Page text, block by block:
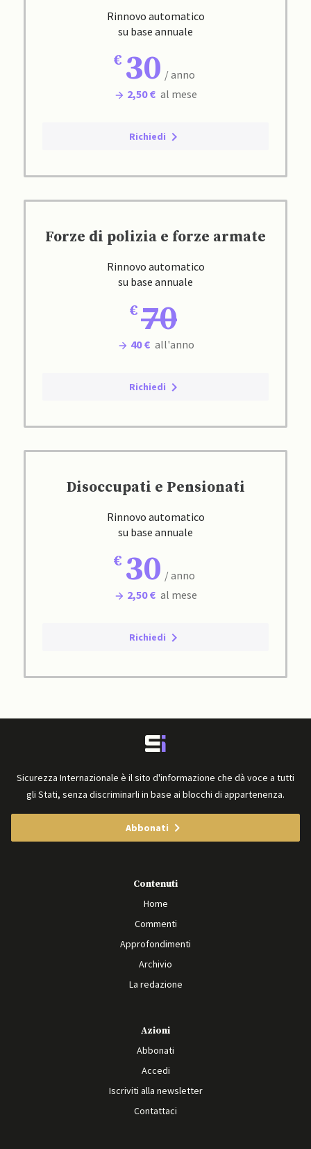
Rinnovo automatico
su base annuale
30 / anno
2,50 € al mese
Richiedi
Forze di polizia e forze armate
Rinnovo automatico
su base annuale
70
40 € all'anno
Richiedi
Disoccupati e Pensionati
Rinnovo automatico
su base annuale
30 / anno
2,50 € al mese
Richiedi
Sicurezza Internazionale è il sito d'informazione che dà voce a tutti
gli Stati, senza discriminarli in base ai blocchi di appartenenza.
Abbonati
Contenuti
Home
Commenti
Approfondimenti
Archivio
La redazione
Azioni
Abbonati
Accedi
Iscriviti alla newsletter
Contattaci